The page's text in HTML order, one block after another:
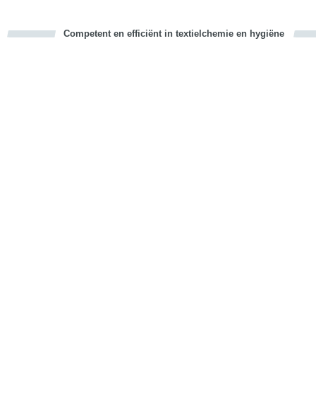
Competent en efficiënt in textielchemie en hygiëne